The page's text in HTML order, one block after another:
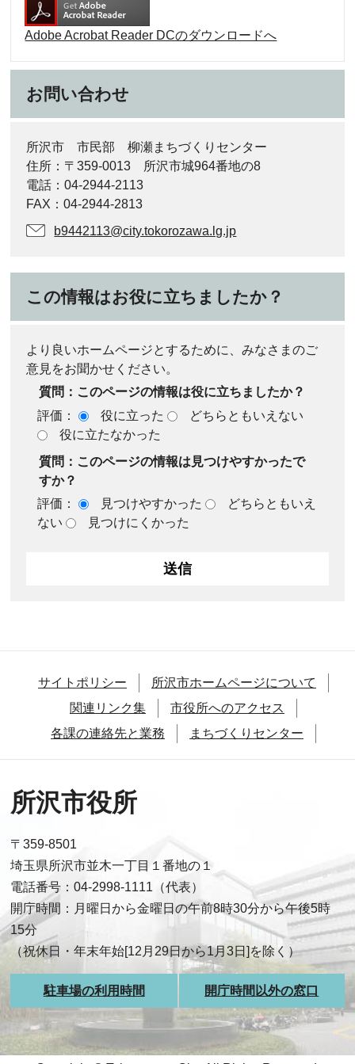
Adobe Acrobat Reader DCのダウンロードへ
お問い合わせ
所沢市 市民部 柳瀬まちづくりセンター
住所：〒359-0013 所沢市城964番地の8
電話：04-2944-2113
FAX：04-2944-2813
b9442113@city.tokorozawa.lg.jp
この情報はお役に立ちましたか？
より良いホームページとするために、みなさまのご
意見をお聞かせください。
質問：このページの情報は役に立ちましたか？
評価：
役に立った
どちらともいえない
役に立たなかった
質問：このページの情報は見つけやすかったで
すか？
評価：
見つけやすかった
どちらともいえ
ない
見つけにくかった
サイトポリシー
所沢市ホームページについて
関連リンク集
市役所へのアクセス
各課の連絡先と業務
まちづくりセンター
所沢市役所
〒359-8501
埼玉県所沢市並木一丁目１番地の１
電話番号：04-2998-1111（代表）
開庁時間：月曜日から金曜日の午前8時30分から午後5時
15分
（祝休日・年末年始[12月29日から1月3日]を除く）
駐車場の利用時間 開庁時間以外の窓口